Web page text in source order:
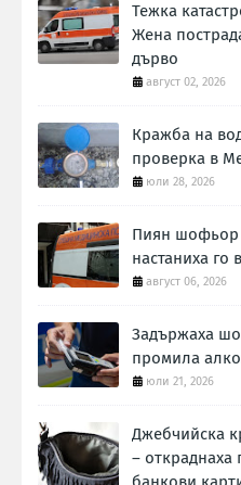
Тежка
Жена
дърво
август 02, 2026
Кражба на
проверка в
юли 28, 2026
Пиян шофьор
настаниха го
август 06, 2026
Задържаха
промила
юли 21, 2026
Джебчийска
– откраднаха